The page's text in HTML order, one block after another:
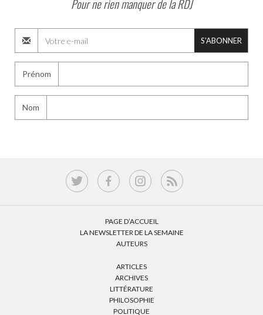
Pour ne rien manquer de la RDJ
S'ABONNER
Prénom
Nom
PAGE D’ACCUEIL
LA NEWSLETTER DE LA SEMAINE
AUTEURS
ARTICLES
ARCHIVES
LITTÉRATURE
PHILOSOPHIE
POLITIQUE